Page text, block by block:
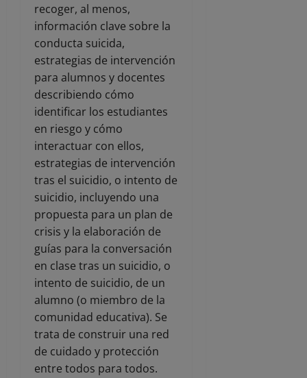
recoger, al menos,
información clave sobre la
conducta suicida,
estrategias de intervención
para alumnos y docentes
describiendo cómo
identificar los estudiantes
en riesgo y cómo
interactuar con ellos,
estrategias de intervención
tras el suicidio, o intento de
suicidio, incluyendo una
propuesta para un plan de
crisis y la elaboración de
guías para la conversación
en clase tras un suicidio, o
intento de suicidio, de un
alumno (o miembro de la
comunidad educativa). Se
trata de construir una red
de cuidado y protección
entre todos para todos.